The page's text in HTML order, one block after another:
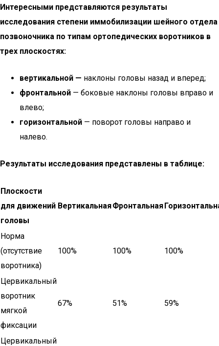
Интересными представляются результаты
исследования степени иммобилизации шейного отдела
позвоночника по типам ортопедических воротников в
трех плоскостях:
вертикальной — наклоны головы назад и вперед;
фронтальной — боковые наклоны головы вправо и
влево;
горизонтальной — поворот головы направо и
налево.
Результаты исследования представлены в таблице:
Плоскости
для движений
головы
ВертикальнаяФронтальная
Норма
(отсутствие
воротника)
100% 100% 100%
Цервикальный
воротник
мягкой
фиксации
67% 51% 59%
Цервикальный